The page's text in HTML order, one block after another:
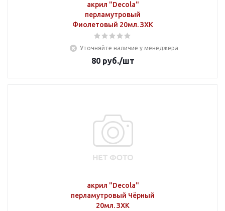
акрил "Decola"
перламутровый
Фиолетовый 20мл. ЗХК
Уточняйте наличие у менеджера
80руб./шт
акрил "Decola"
перламутровый Чёрный
20мл. ЗХК